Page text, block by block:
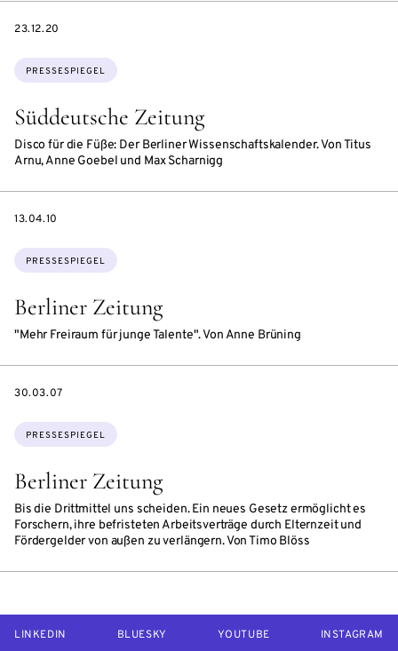
Süddeutsche Zeitung
Disco für die Füße: Der Berliner Wissenschaftskalender. Von Titus
Arnu, Anne Goebel und Max Scharnigg
Themen:
PRESSESPIEGEL
DATE
23.12.20
Berliner Zeitung
"Mehr Freiraum für junge Talente". Von Anne Brüning
Themen:
PRESSESPIEGEL
DATE
13.04.10
Berliner Zeitung
Bis die Drittmittel uns scheiden. Ein neues Gesetz ermöglicht es
Forschern, ihre befristeten Arbeitsverträge durch Elternzeit und
Fördergelder von außen zu verlängern. Von Timo Blöss
Themen:
PRESSESPIEGEL
DATE
30.03.07
LINKEDIN BLUESKY YOUTUBE INSTAGRAM